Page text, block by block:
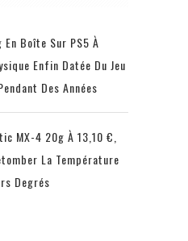
Boîte Sur PS5 À
Enfin Datée Du Jeu
Des Années
MX-4 20g À 13,10 €,
La Température
Degrés